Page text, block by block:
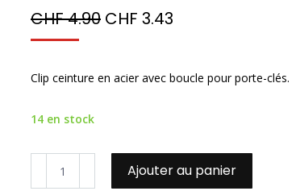
CHF4.90 CHF 3.43
Clip ceinture en acier avec boucle pour porte-clés.
14 en stock
Ajouter au panier